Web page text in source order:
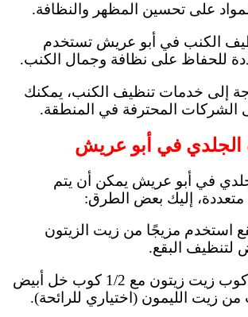
على تحسين المظهر والنظافة.
الكنب في أبو عريش تستخدم
للحفاظ على نظافة وجمال الكنب.
إلى خدمات تنظيف الكنب، يمكنك
الشركات المحترفة في المنطقة.
الجلدي في أبو عريش
في أبو عريش يمكن أن يتم
متعددة، إليك بعض الطرق:
استخدم مزيجًا من زيت الزيتون
لتنظيف البقع.
امزجي 1/4 كوب زيت زيتون مع 1/2 كوب خل أبيض